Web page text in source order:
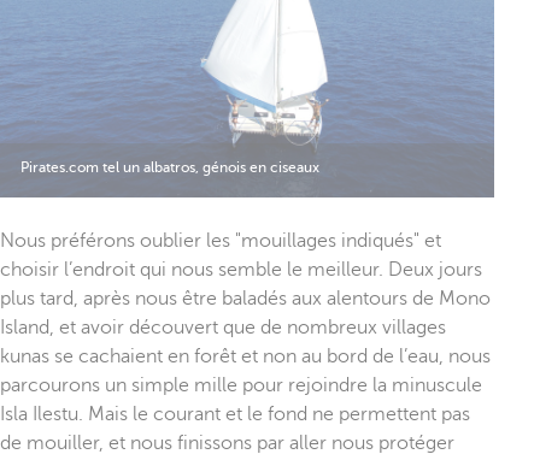
Pirates.com tel un albatros, génois en ciseaux
Nous préférons oublier les "mouillages indiqués" et
choisir l’endroit qui nous semble le meilleur. Deux jours
plus tard, après nous être baladés aux alentours de Mono
Island, et avoir découvert que de nombreux villages
kunas se cachaient en forêt et non au bord de l’eau, nous
parcourons un simple mille pour rejoindre la minuscule
Isla Ilestu. Mais le courant et le fond ne permettent pas
de mouiller, et nous finissons par aller nous protéger